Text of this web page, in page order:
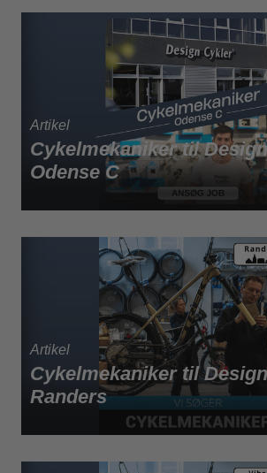
Cykelmekaniker til
Odense C
Cykelmekaniker til
Randers